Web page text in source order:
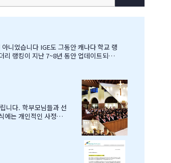
니다. 학부모님들과 선
해도 과언이 아닐 듯